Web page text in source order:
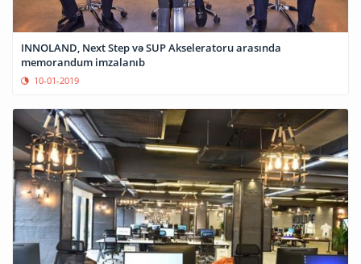
INNOLAND, Next Step və SUP Akseleratoru arasında
memorandum imzalanıb
10-01-2019